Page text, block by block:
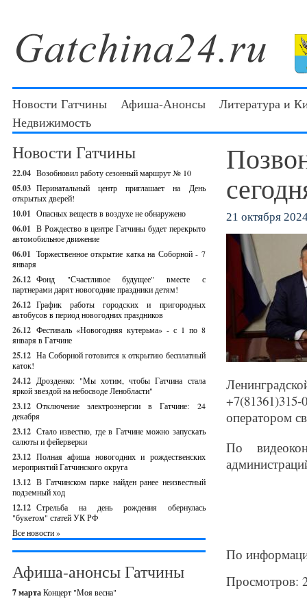
Новости Гатчины Афиша-Анонсы
Литература и
Недвижимость
Новости Гатчины
22.04 Возобновил работу сезонный маршрут № 10
05.03 Перинатальный центр приглашает на День
открытых дверей!
10.01 Опасных веществ в воздухе не обнаружено
06.01 В Рождество в центре Гатчины будет перекрыто
автомобильное движение
06.01 Торжественное открытие катка на Соборной - 7
января
26.12 Фонд "Счастливое будущее" вместе с
партнерами дарят новогодние праздники детям!
26.12 График работы городских и пригородных
автобусов в период новогодних праздников
26.12 Фестиваль «Новогодняя кутерьма» - с 1 по 8
января в Гатчине
25.12 На Соборной готовится к открытию бесплатный
каток!
24.12 Дрозденко: "Мы хотим, чтобы Гатчина стала
яркой звездой на небосводе Ленобласти"
23.12 Отключение электроэнергии в Гатчине: 24
декабря
23.12 Стало известно, где в Гатчине можно запускать
салюты и фейерверки
23.12 Полная афиша новогодних и рождественских
мероприятий Гатчинского округа
13.12 В Гатчинском парке найден ранее неизвестный
подземный ход
12.12 Стрельба на день рождения обернулась
"букетом" статей УК РФ
Все новости »
Афиша-анонсы Гатчины
7 мартаКонцерт "Моя весна"
21 октября
оператором
По
По
Просмотров: